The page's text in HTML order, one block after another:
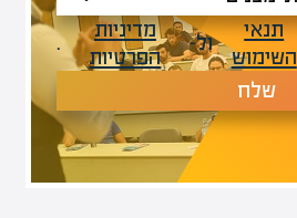
תנאי
השימוש
ול-
מדיניות
הפרטיות
.
שלח